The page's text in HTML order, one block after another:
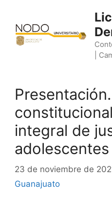
contenido
|
integral de
adolescentes
23 de noviembre de
Guanajuato